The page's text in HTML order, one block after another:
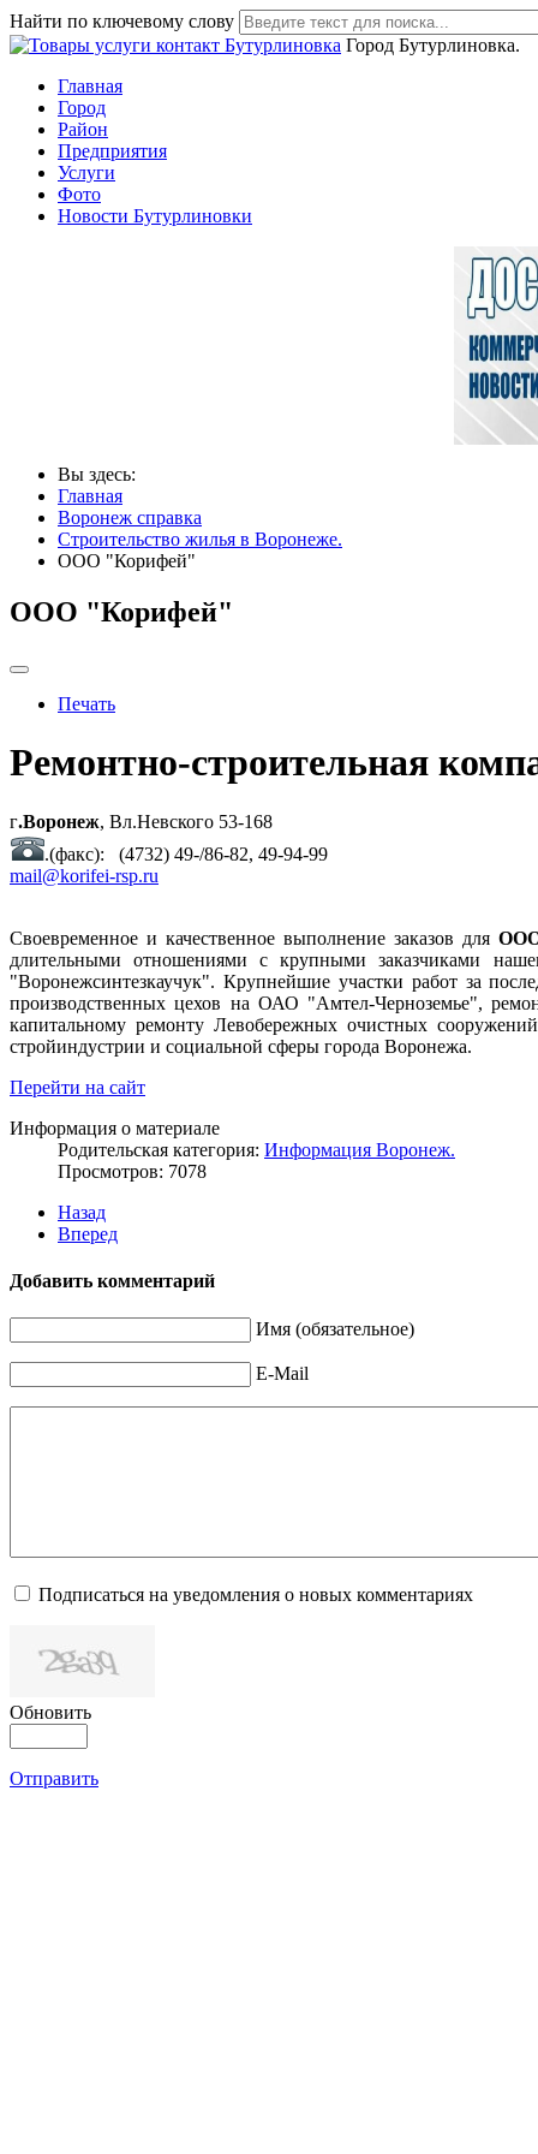
Найти по ключевому слову
Город Бутурлиновка.
Главная
Город
Район
Предприятия
Услуги
Фото
Новости Бутурлиновки
Вы здесь:
Главная
Воронеж справка
Строительство жилья в Воронеже.
ООО "Корифей"
ООО "Корифей"
Печать
Ремонтно-строительная
г.Воронеж, Вл.Невского 53-168
.(факс): (4732) 49-/86-82, 49-94-99
mail@korifei-rsp.ru
Своевременное и качественное выполнение заказов для
длительными отношениями с крупными заказчиками
"Воронежсинтезкаучук". Крупнейшие участки работ за
производственных цехов на ОАО "Амтел-Черноземье",
капитальному ремонту Левобережных очистных
стройиндустрии и социальной сферы города Воронежа.
Перейти на сайт
Информация о материале
Родительская категория: Информация Воронеж.
Просмотров: 7078
Назад
Вперед
Добавить комментарий
Имя (обязательное)
E-Mail
Подписаться на уведомления о новых комментариях
Обновить
Отправить